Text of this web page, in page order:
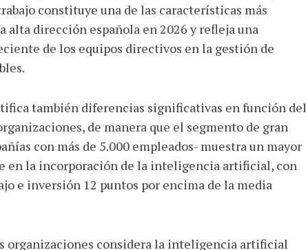
constituye una de las características más
alta dirección española en 2026 y refleja una
de los equipos directivos en la gestión de
también diferencias significativas en función del
de manera que el segmento de gran
con más de 5.000 empleados- muestra un mayor
en la incorporación de la inteligencia artificial, con
e inversión 12 puntos por encima de la media
organizaciones considera la inteligencia artificial